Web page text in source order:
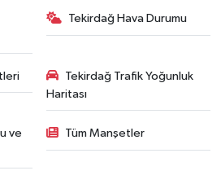
Tekirdağ Hava Durumu
Tekirdağ Trafik Yoğunluk
Haritası
ve
Tüm Manşetler